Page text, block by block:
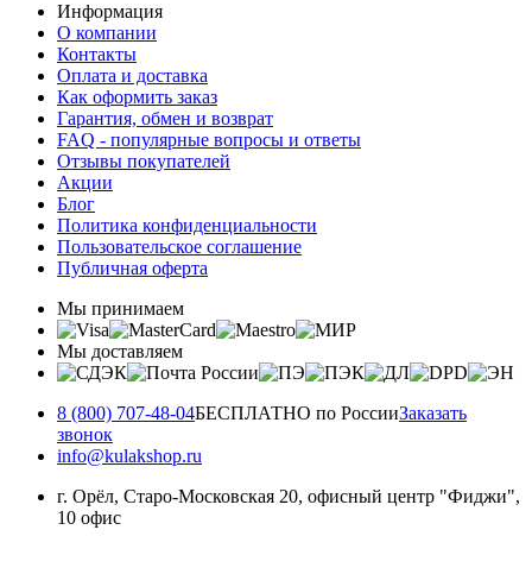
Информация
О компании
Контакты
Оплата и доставка
Как оформить заказ
Гарантия, обмен и возврат
FAQ - популярные вопросы и ответы
Отзывы покупателей
Акции
Блог
Политика конфиденциальности
Пользовательское соглашение
Публичная оферта
Мы принимаем
Мы доставляем
8 (800) 707-48-04БЕСПЛАТНО по РоссииЗаказать
звонок
info@kulakshop.ru
г. Орёл, Старо-Московская 20, офисный центр "Фиджи",
10 офис